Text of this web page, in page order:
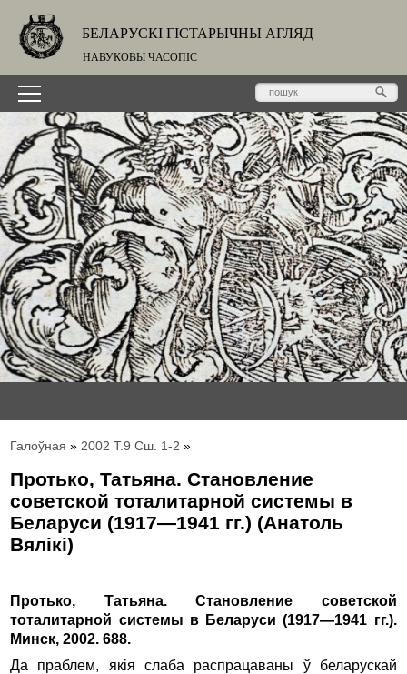
БЕЛАРУСКІ ГІСТАРЫЧНЫ АГЛЯД
НАВУКОВЫ ЧАСОПІС
Галоўная » 2002 Т.9 Сш. 1-2 »
Протько, Татьяна. Становление
советской тоталитарной системы в
Беларуси (1917—1941 гг.) (Анатоль
Вялікі)
Протько, Татьяна. Становление советской
тоталитарной системы в Беларуси (1917—1941 гг.).
Минск, 2002. 688.
Да праблем, якія слаба распрацаваны ў беларускай